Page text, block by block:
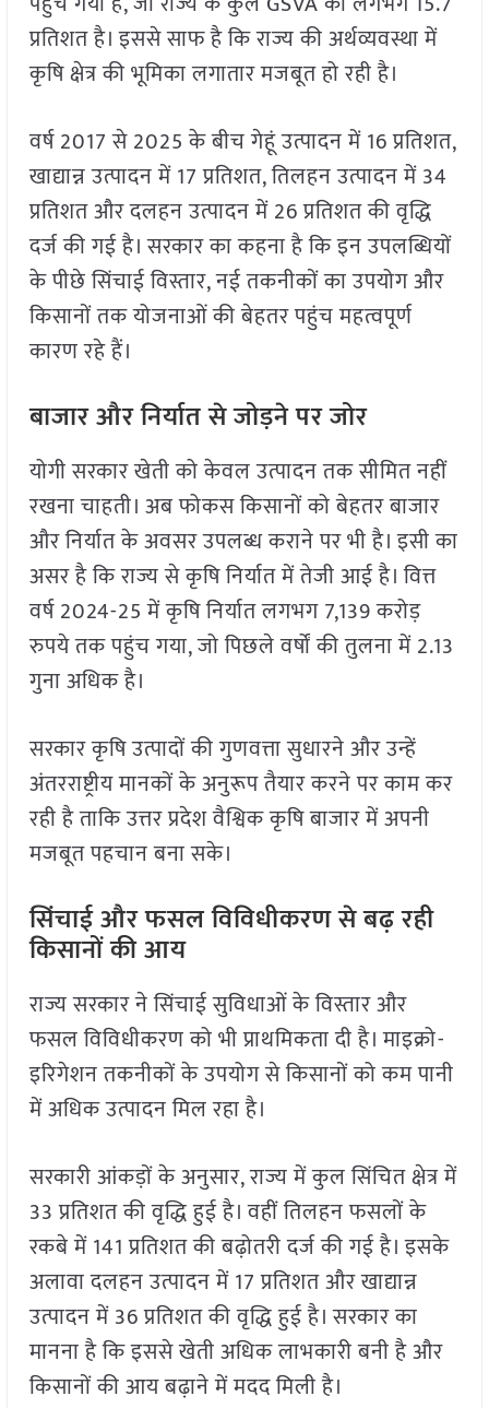
प्रतिशत है। इससे साफ है कि राज्य की अर्थव्यवस्था में
कृषि क्षेत्र की भूमिका लगातार मजबूत हो रही है।
वर्ष 2017 से 2025 के बीच गेहूं उत्पादन में 16 प्रतिशत,
खाद्यान्न उत्पादन में 17 प्रतिशत, तिलहन उत्पादन में 34
प्रतिशत और दलहन उत्पादन में 26 प्रतिशत की वृद्धि
दर्ज की गई है। सरकार का कहना है कि इन उपलब्धियों
के पीछे सिंचाई विस्तार, नई तकनीकों का उपयोग और
किसानों तक योजनाओं की बेहतर पहुंच महत्वपूर्ण
कारण रहे हैं।
बाजार और निर्यात से जोड़ने पर जोर
योगी सरकार खेती को केवल उत्पादन तक सीमित नहीं
रखना चाहती। अब फोकस किसानों को बेहतर बाजार
और निर्यात के अवसर उपलब्ध कराने पर भी है। इसी का
असर है कि राज्य से कृषि निर्यात में तेजी आई है। वित्त
वर्ष 2024-25 में कृषि निर्यात लगभग 7,139 करोड़
रुपये तक पहुंच गया, जो पिछले वर्षों की तुलना में 2.13
गुना अधिक है।
सरकार कृषि उत्पादों की गुणवत्ता सुधारने और उन्हें
अंतरराष्ट्रीय मानकों के अनुरूप तैयार करने पर काम कर
रही है ताकि उत्तर प्रदेश वैश्विक कृषि बाजार में अपनी
मजबूत पहचान बना सके।
सिंचाई और फसल विविधीकरण से बढ़ रही
किसानों की आय
राज्य सरकार ने सिंचाई सुविधाओं के विस्तार और
फसल विविधीकरण को भी प्राथमिकता दी है। माइक्रो-
इरिगेशन तकनीकों के उपयोग से किसानों को कम पानी
में अधिक उत्पादन मिल रहा है।
सरकारी आंकड़ों के अनुसार, राज्य में कुल सिंचित क्षेत्र में
33 प्रतिशत की वृद्धि हुई है। वहीं तिलहन फसलों के
रकबे में 141 प्रतिशत की बढ़ोतरी दर्ज की गई है। इसके
अलावा दलहन उत्पादन में 17 प्रतिशत और खाद्यान्न
उत्पादन में 36 प्रतिशत की वृद्धि हुई है। सरकार का
मानना है कि इससे खेती अधिक लाभकारी बनी है और
किसानों की आय बढ़ाने में मदद मिली है।